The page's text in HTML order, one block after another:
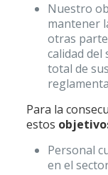
Nuestro
mantener
otras
calidad del
total de
Para la
estos
Personal
en el